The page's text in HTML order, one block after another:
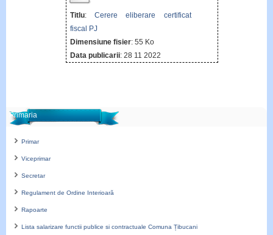
Titlu: Cerere eliberare certificat
fiscal PJ
Dimensiune fisier: 55 Ko
Data publicarii: 28 11 2022
Primaria
Primar
Viceprimar
Secretar
Regulament de Ordine Interioară
Rapoarte
Lista salarizare functii publice si contractuale Comuna Țibucani